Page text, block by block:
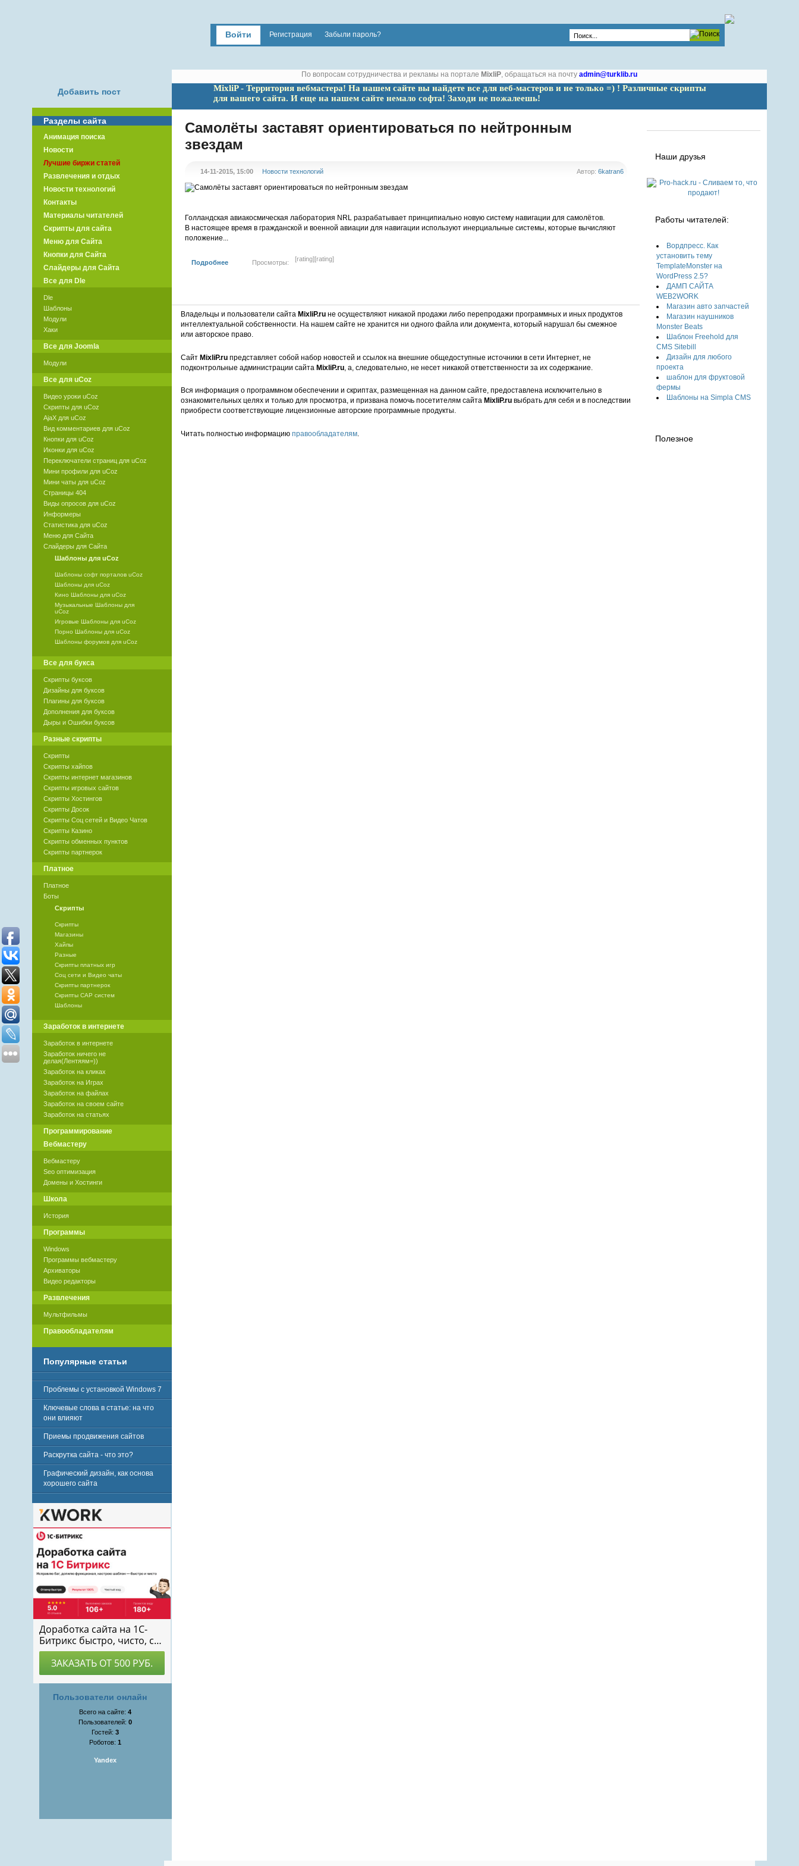
Войти Регистрация Забыли пароль?
По вопросам сотрудничества и рекламы на портале MixliP, обращаться на почту admin@turklib.ru
MixliP - Территория вебмастера! На нашем сайте вы найдете все для веб-мастеров и не только =) ! Различные скрипты
для вашего сайта. И еще на нашем сайте немало софта! Заходи не пожалеешь!
Самолёты заставят ориентироваться по нейтронным
звездам
Автор:6katran6
14-11-2015, 15:00 Новости технологий
Голландская авиакосмическая лаборатория NRL разрабатывает принципиально новую систему навигации для самолётов.
В настоящее время в гражданской и военной авиации для навигации используют инерциальные системы, которые вычисляют
положение...
[rating] [rating]
Подробнее Просмотры:
Владельцы и пользователи сайта MixliP.ruне осуществляют никакой продажи либо перепродажи программных и иных продуктов
интеллектуальной собственности. На нашем сайте не хранится ни одного файла или документа, который нарушал бы смежное
или авторское право.
Сайт MixliP.ruпредставляет собой набор новостей и ссылок на внешние общедоступные источники в сети Интернет, не
подконтрольные администрации сайта MixliP.ru, а, следовательно, не несет никакой ответственности за их содержание.
Вся информация о программном обеспечении и скриптах, размещенная на данном сайте, предоставлена исключительно в
ознакомительных целях и только для просмотра, и призвана помочь посетителям сайта MixliP.ruвыбрать для себя и в последствии
приобрести соответствующие лицензионные авторские программные продукты.
Читать полностью информацию правообладателям.
Наши друзья
Работы читателей:
Вордпресс. Как
установить тему
TemplateMonster на
WordPress 2.5?
ДАМП САЙТА
WEB2WORK
Магазин авто запчастей
Магазин наушников
Monster Beats
Шаблон Freehold для
CMS Sitebill
Дизайн для любого
проекта
шаблон для фруктовой
фермы
Шаблоны на Simpla CMS
Полезное
Добавить пост
Разделы сайта
Анимация поиска
Новости
Лучшие биржи статей
Развлечения и отдых
Новости технологий
Контакты
Материалы читателей
Скрипты для сайта
Меню для Сайта
Кнопки для Сайта
Слайдеры для Сайта
Все для Dle
Dle
Шаблоны
Модули
Хаки
Все для Joomla
Модули
Все для uCoz
Видео уроки uCoz
Скрипты для uCoz
AjaX для uCoz
Вид комментариев для uCoz
Кнопки для uCoz
Иконки для uCoz
Переключатели страниц для uCoz
Мини профили для uCoz
Мини чаты для uCoz
Страницы 404
Виды опросов для uCoz
Информеры
Статистика для uCoz
Меню для Сайта
Слайдеры для Сайта
Шаблоны для uCoz
Шаблоны софт порталов uCoz
Шаблоны для uCoz
Кино Шаблоны для uCoz
Музыкальные Шаблоны для
uCoz
Игровые Шаблоны для uCoz
Порно Шаблоны для uCoz
Шаблоны форумов для uCoz
Все для букса
Скрипты буксов
Дизайны для буксов
Плагины для буксов
Дополнения для буксов
Дыры и Ошибки буксов
Разные скрипты
Скрипты
Скрипты хайпов
Скрипты интернет магазинов
Скрипты игровых сайтов
Скрипты Хостингов
Скрипты Досок
Скрипты Соц сетей и Видео Чатов
Скрипты Казино
Скрипты обменных пунктов
Скрипты партнерок
Платное
Платное
Боты
Скрипты
Скрипты
Магазины
Хайпы
Разные
Скрипты платных игр
Соц сети и Видео чаты
Скрипты партнерок
Скрипты САР систем
Шаблоны
Заработок в интернете
Заработок в интернете
Заработок ничего не
делая(Лентяям=))
Заработок на кликах
Заработок на Играх
Заработок на файлах
Заработок на своем сайте
Заработок на статьях
Программирование
Вебмастеру
Вебмастеру
Seo оптимизация
Домены и Хостинги
Школа
История
Программы
Windows
Программы вебмастеру
Архиваторы
Видео редакторы
Развлечения
Мультфильмы
Правообладателям
Популярные статьи
Проблемы с установкой Windows 7
Ключевые слова в статье: на что
они влияют
Приемы продвижения сайтов
Раскрутка сайта - что это?
Графический дизайн, как основа
хорошего сайта
Пользователи онлайн
Всего на сайте:4
Пользователей:0
Гостей:3
Роботов:1
Yandex